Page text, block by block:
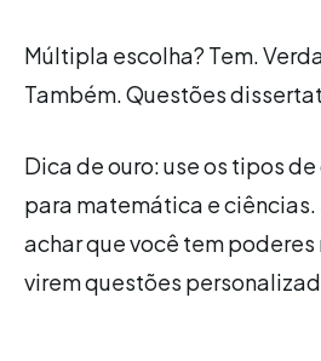
Múltipla escolha? Tem.
Também. Questões
Dica de ouro: use os tipos
para matemática e ciências.
achar que você tem
virem questões